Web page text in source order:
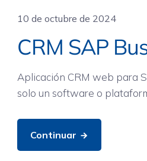
Movilidad
10 de octubre de 2024
CRM SAP
Aplicación CRM web para
solo un software o
Continuar